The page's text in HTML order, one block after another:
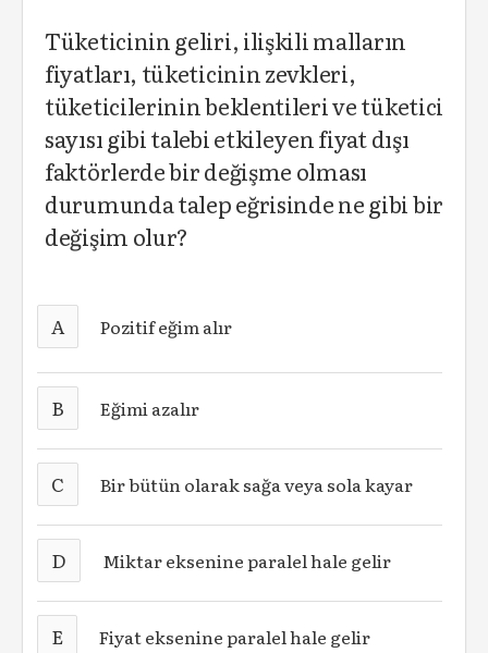
Tüketicinin geliri, ilişkili malların
fiyatları, tüketicinin zevkleri,
tüketicilerinin beklentileri ve tüketici
sayısı gibi talebi etkileyen fiyat dışı
faktörlerde bir değişme olması
durumunda talep eğrisinde ne gibi bir
değişim olur?
A Pozitif eğim alır
B Eğimi azalır
C Bir bütün olarak sağa veya sola kayar
D Miktar eksenine paralel hale gelir
E Fiyat eksenine paralel hale gelir